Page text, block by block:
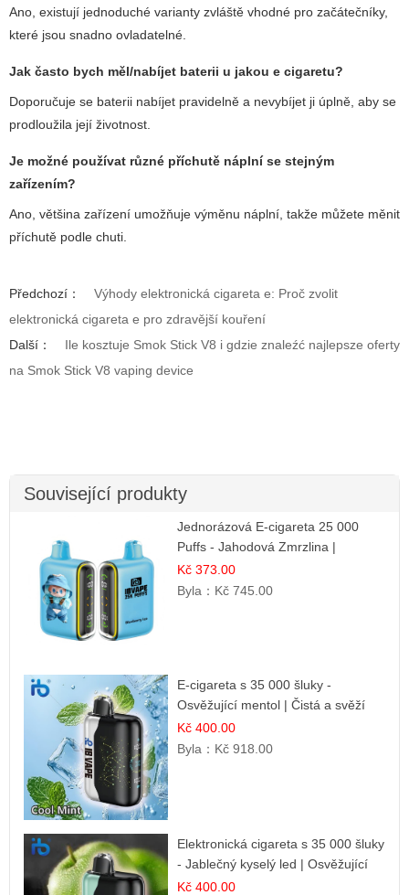
Ano, existují jednoduché varianty zvláště vhodné pro začátečníky,
které jsou snadno ovladatelné.
Jak často bych měl/nabíjet baterii u jakou e cigaretu?
Doporučuje se baterii nabíjet pravidelně a nevybíjet ji úplně, aby se
prodloužila její životnost.
Je možné používat různé příchutě náplní se stejným
zařízením?
Ano, většina zařízení umožňuje výměnu náplní, takže můžete měnit
příchutě podle chuti.
Předchozí：
Výhody elektronická cigareta e: Proč zvolit
elektronická cigareta e pro zdravější kouření
Další：
Ile kosztuje Smok Stick V8 i gdzie znaleźć najlepsze oferty
na Smok Stick V8 vaping device
Související produkty
Jednorázová E-cigareta 25 000
Puffs - Jahodová Zmrzlina |
Krémová sladká příchuť
Kč 373.00
Byla： Kč 745.00
E-cigareta s 35 000 šluky -
Osvěžující mentol | Čistá a svěží
chuť
Kč 400.00
Byla： Kč 918.00
Elektronická cigareta s 35 000 šluky
- Jablečný kyselý led | Osvěžující
kyselá jablka
Kč 400.00